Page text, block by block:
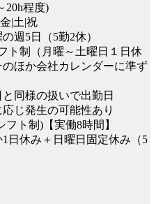
20h程度)
|土|祝
週5日（5勤2休）
ト制（月曜～土曜日１日休
ほか会社カレンダーに準ず
同様の扱いで出勤日
じ発生の可能性あり
ト制)【実働8時間】
日休み＋日曜日固定休み（5